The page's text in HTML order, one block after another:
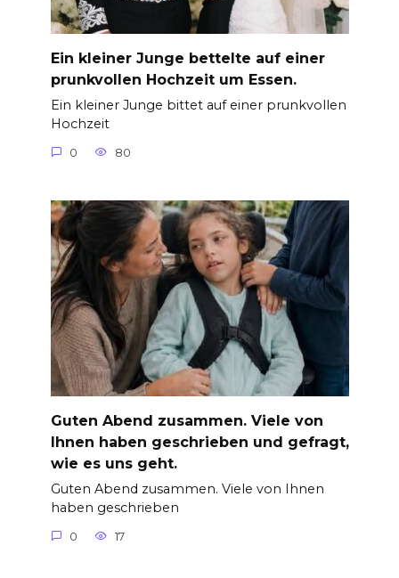
Ein kleiner Junge bettelte auf einer
prunkvollen Hochzeit um Essen.
Ein kleiner Junge bittet auf einer prunkvollen
Hochzeit
0 80
Guten Abend zusammen. Viele von
Ihnen haben geschrieben und gefragt,
wie es uns geht.
Guten Abend zusammen. Viele von Ihnen
haben geschrieben
0 17